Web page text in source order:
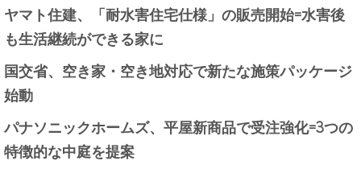
ヤマト住建、「耐水害住宅仕様」の販売開始=水害後
も生活継続ができる家に
国交省、空き家・空き地対応で新たな施策パッケージ
始動
パナソニックホームズ、平屋新商品で受注強化=3つの
特徴的な中庭を提案